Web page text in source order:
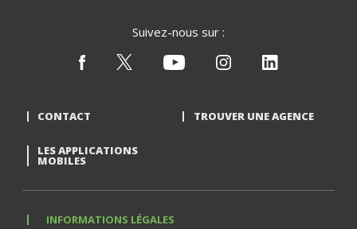
Suivez-nous sur :
CONTACT TROUVER UNE AGENCE
LES APPLICATIONS
MOBILES
INFORMATIONS LÉGALES